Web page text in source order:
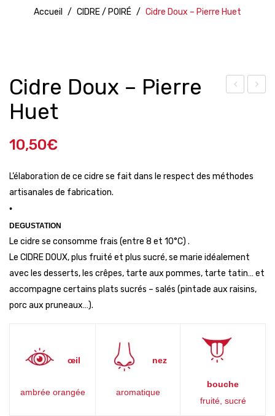
Accueil / CIDRE / POIRÉ / Cidre Doux – Pierre Huet
s
alco
ol
Cidre Doux – Pierre
Huet
10,50€
L’élaboration de ce cidre se fait dans le respect des méthodes
artisanales de fabrication.
•
DEGUSTATION
Le cidre se consomme frais (entre 8 et 10°C) .
Le CIDRE DOUX, plus fruité et plus sucré, se marie idéalement
avec les desserts, les crêpes, tarte aux pommes, tarte tatin… et
accompagne certains plats sucrés – salés (pintade aux raisins,
porc aux pruneaux…).
œil
ambrée orangée
nez
aromatique
bouche
fruité, sucré